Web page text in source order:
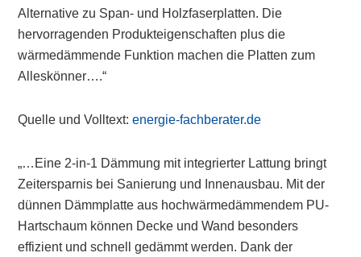
Alternative zu Span- und Holzfaserplatten. Die
hervorragenden Produkteigenschaften plus die
wärmedämmende Funktion machen die Platten zum
Alleskönner….“
Quelle und Volltext:energie-fachberater.de
„…Eine 2-in-1 Dämmung mit integrierter Lattung bringt
Zeitersparnis bei Sanierung und Innenausbau. Mit der
dünnen Dämmplatte aus hochwärmedämmendem PU-
Hartschaum können Decke und Wand besonders
effizient und schnell gedämmt werden. Dank der